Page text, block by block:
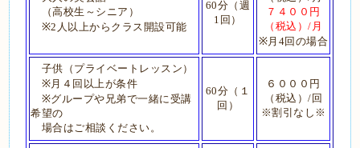
（高校生～シニア）
※2 人以上からクラス開設可能
60分（週
1 回）
７４００円
（税込）/ 月
※月 4回の場合
子供（プライベートレッスン）
※月４回以上が条件
※グループや兄弟で一緒に受講
希望の
場合はご相談ください。
60分（１
回）
６０００円
（税込）/ 回
※割引なし※